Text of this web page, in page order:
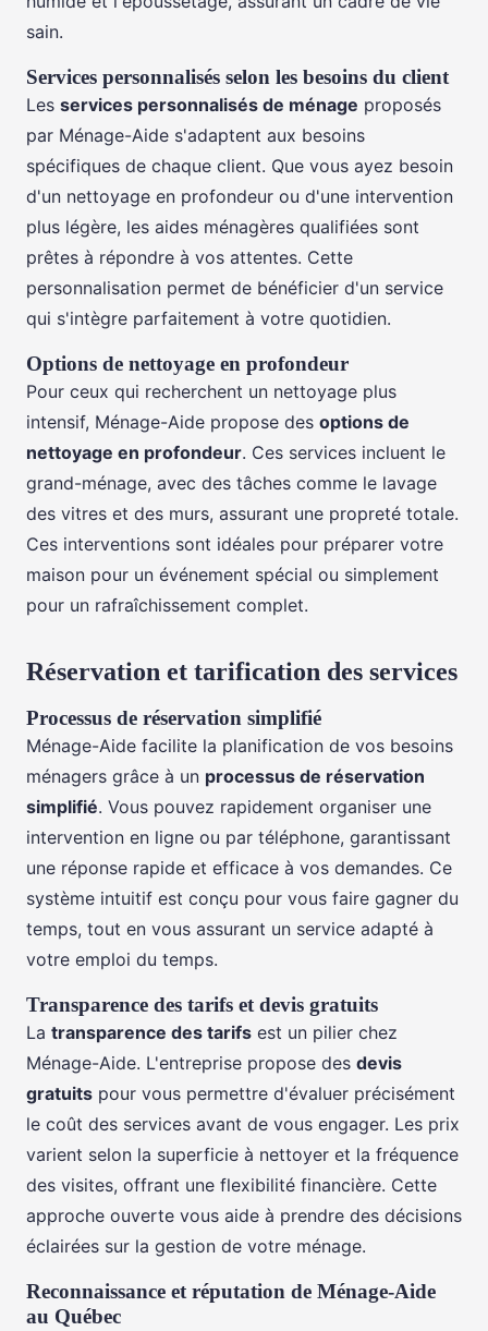
sain.
Services personnalisés selon les besoins du client
Les services personnalisés de ménage proposés
par Ménage-Aide s'adaptent aux besoins
spécifiques de chaque client. Que vous ayez besoin
d'un nettoyage en profondeur ou d'une intervention
plus légère, les aides ménagères qualifiées sont
prêtes à répondre à vos attentes. Cette
personnalisation permet de bénéficier d'un service
qui s'intègre parfaitement à votre quotidien.
Options de nettoyage en profondeur
Pour ceux qui recherchent un nettoyage plus
intensif, Ménage-Aide propose des options de
nettoyage en profondeur. Ces services incluent le
grand-ménage, avec des tâches comme le lavage
des vitres et des murs, assurant une propreté totale.
Ces interventions sont idéales pour préparer votre
maison pour un événement spécial ou simplement
pour un rafraîchissement complet.
Réservation et tarification des services
Processus de réservation simplifié
Ménage-Aide facilite la planification de vos besoins
ménagers grâce à un processus de réservation
simplifié. Vous pouvez rapidement organiser une
intervention en ligne ou par téléphone, garantissant
une réponse rapide et efficace à vos demandes. Ce
système intuitif est conçu pour vous faire gagner du
temps, tout en vous assurant un service adapté à
votre emploi du temps.
Transparence des tarifs et devis gratuits
La transparence des tarifs est un pilier chez
Ménage-Aide. L'entreprise propose des devis
gratuits pour vous permettre d'évaluer précisément
le coût des services avant de vous engager. Les prix
varient selon la superficie à nettoyer et la fréquence
des visites, offrant une flexibilité financière. Cette
approche ouverte vous aide à prendre des décisions
éclairées sur la gestion de votre ménage.
Reconnaissance et réputation de Ménage-Aide
au Québec